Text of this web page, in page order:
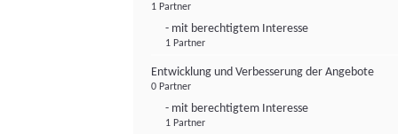
1 Partner
- mit berechtigtem Interesse
1 Partner
Entwicklung und Verbesserung der Angebote
0 Partner
- mit berechtigtem Interesse
1 Partner